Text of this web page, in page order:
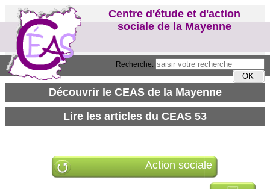
Recherche:
Centre d'étude et d'action
sociale de la Mayenne
Action sociale